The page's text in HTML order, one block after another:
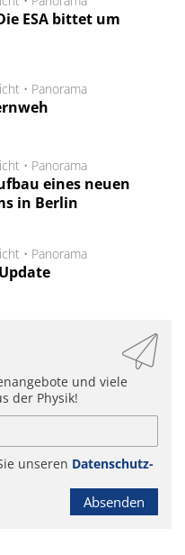
ESA bittet um
• Panorama
• Panorama
eines neuen
in Berlin
• Panorama
und viele
der Physik!
unseren Datenschutz-
Absenden